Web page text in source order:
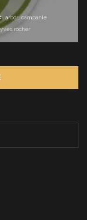
arbori campanie
yves rocher